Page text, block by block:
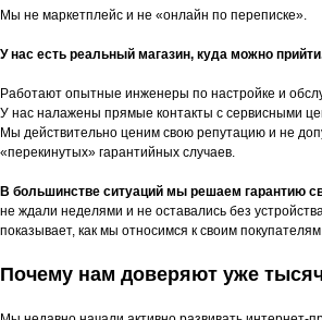
Мы не маркетплейс и не «онлайн по переписке».
У нас есть реальный магазин, куда можно
Работают опытные инженеры по настройке и
У нас налажены прямые контакты с сервисными
Мы действительно ценим свою репутацию и не
«перекинутых» гарантийных случаев.
В большинстве ситуаций мы решаем гарантию
не ждали неделями и не оставались без
показывает, как мы относимся к своим
Почему нам доверяют уже